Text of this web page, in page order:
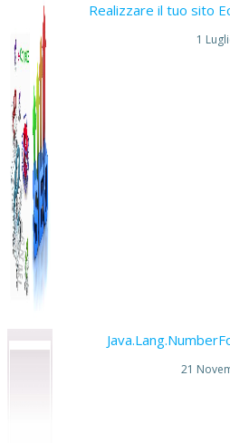
Realizzare il tuo sito
1
21